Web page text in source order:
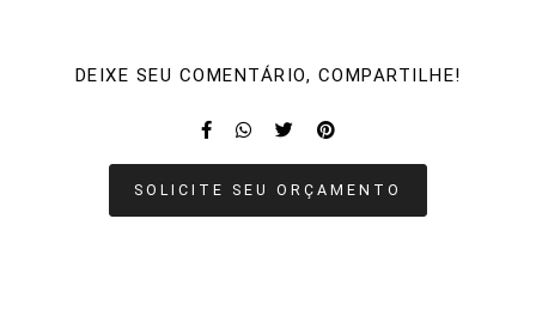
DEIXE SEU COMENTÁRIO, COMPARTILHE!
SOLICITE SEU ORÇAMENTO